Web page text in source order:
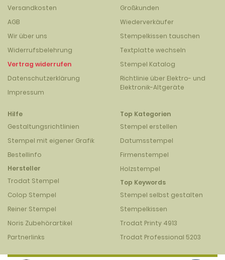
Versandkosten
AGB
Wir über uns
Widerrufsbelehrung
Vertrag widerrufen
Datenschutzerklärung
Impressum
Großkunden
Wiederverkäufer
Stempelkissen tauschen
Textplatte wechseln
Stempel Katalog
Richtlinie über Elektro- und
Elektronik-Altgeräte
Hilfe
Gestaltungsrichtlinien
Stempel mit eigener Grafik
Bestellinfo
Hersteller
Trodat Stempel
Colop Stempel
Reiner Stempel
Noris Zubehörartikel
Partnerlinks
Top Kategorien
Stempel erstellen
Datumsstempel
Firmenstempel
Holzstempel
Top Keywords
Stempel selbst gestalten
Stempelkissen
Trodat Printy 4913
Trodat Professional 5203